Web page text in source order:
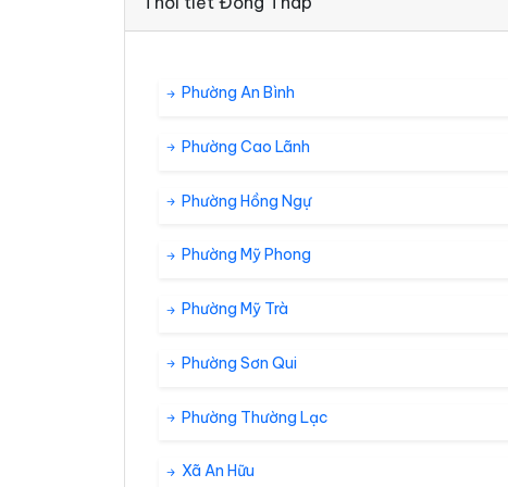
Phường An Bình
Phường Cao Lãnh
Phường Hồng Ngự
Phường Mỹ Phong
Phường Mỹ Trà
Phường Sơn Qui
Phường Thường Lạc
Xã An Hữu